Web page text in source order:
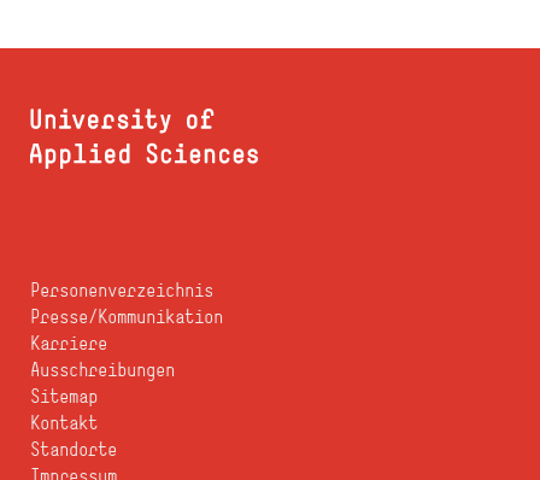
Personenverzeichnis
Presse/Kommunikation
Karriere
Ausschreibungen
Sitemap
Kontakt
Standorte
Impressum